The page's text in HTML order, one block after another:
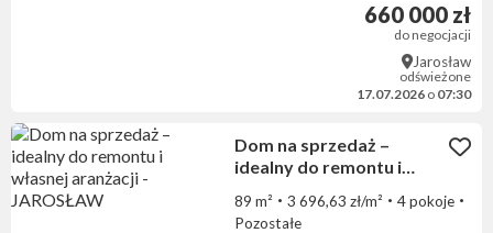
660 000 zł
do negocjacji
Jarosław
odświeżone
17.07.2026 o 07:30
Dom na sprzedaż –
idealny do remontu i
JAROSŁAW
89 m² 3 696,63 zł/m²
4 pokoje
Pozostałe